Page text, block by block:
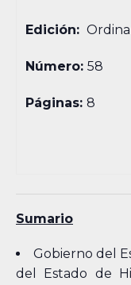
Edición:
Número:58
Páginas:8
Sumario
Gobierno del
del Estado de